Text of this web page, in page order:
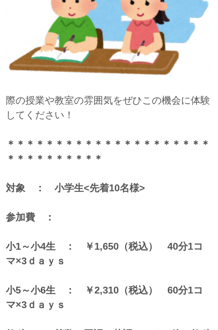
際の授業や教室の雰囲気をぜひこの機会に体験
してください！
＊＊＊＊＊＊＊＊＊＊＊＊＊＊＊＊＊＊＊＊＊
＊＊＊＊＊＊＊＊＊＊
対象 ： 小学生<先着10名様>
参加費 ：
小1～小4生 ： ￥1,650（税込） 40分1コ
マ×3ｄａｙｓ
小5～小6生 ： ￥2,310（税込） 60分1コ
マ×3ｄａｙｓ